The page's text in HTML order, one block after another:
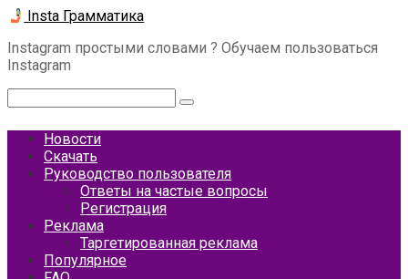
Перейти
контенту
Insta Грамматика
Instagram простыми словами ? Обучаем пользоваться
Instagram
Новости
Скачать
Руководство пользователя
Ответы на частые вопросы
Регистрация
Реклама
Таргетированная реклама
Популярное